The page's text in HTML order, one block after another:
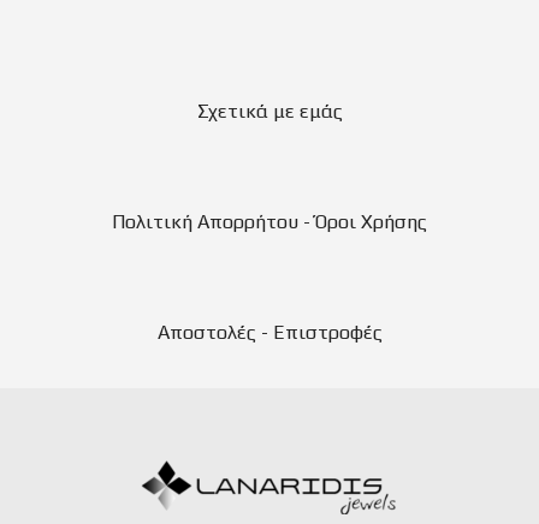
Σχετικά με εμάς
Πολιτική Απορρήτου - Όροι Χρήσης
Αποστολές - Επιστροφές